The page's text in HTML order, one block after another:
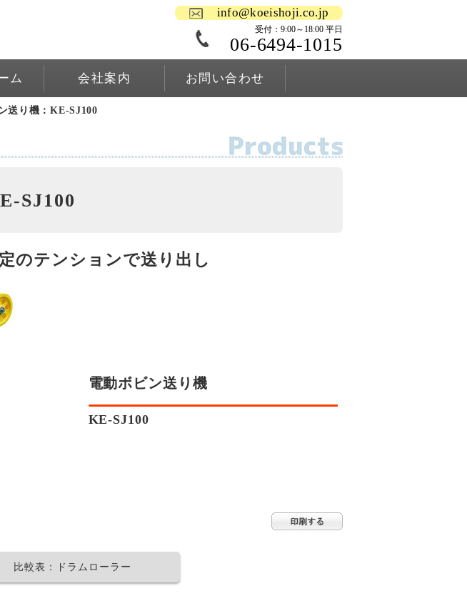
info@koeishoji.co.jp
受付：9:00～18:00 平日
06-6494-1015
ム 会社案内 お問い合わせ
送り機：KE-SJ100
SJ100
のテンションで送り出し
電動ボビン送り機
KE-SJ100
比較表：ドラムローラー